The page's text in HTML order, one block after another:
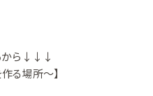
から↓↓↓
る場所～】